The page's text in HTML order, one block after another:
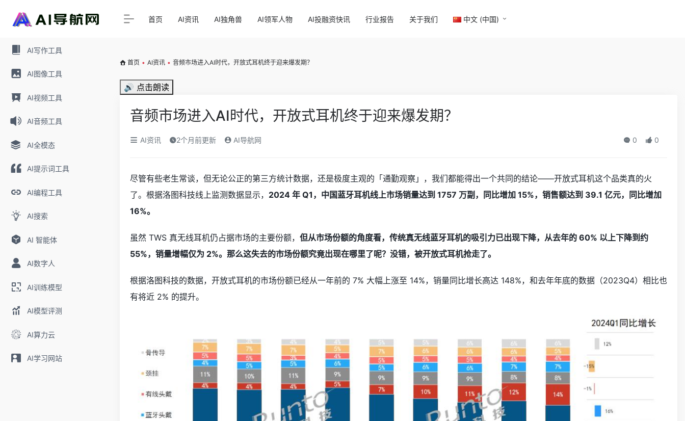
AI写作工具
AI图像工具
AI视频工具
AI音频工具
AI全模态
AI提示词工具
AI编程工具
AI搜索
AI 智能体
AI数字人
AI训练模型
AI模型评测
AI算力云
AI学习网站
首页 AI资讯 AI独角兽 AI领军人物 AI投融资快讯 行业报告 关于我们 中文 (中国)
首页 • AI资讯 • 音频市场进入AI时代，开放式耳机终于迎来爆发期？
🔊 点击朗读
音频市场进入AI时代，开放式耳机终于迎来爆发期？
AI资讯 2个月前更新 AI导航网 0 0
尽管有些老生常谈，但无论公正的第三方统计数据，还是极度主观的「通勤观察」，我们都能得出一个共同的结论——开放式耳机这个品类真的火
了。根据洛图科技线上监测数据显示， 2024 年 Q1，中国蓝牙耳机线上市场销量达到 1757 万副，同比增加 15%，销售额达到 39.1 亿元，同比增加
16%。
虽然 TWS 真无线耳机仍占据市场的主要份额， 但从市场份额的角度看，传统真无线蓝牙耳机的吸引力已出现下降，从去年的 60% 以上下降到约
55%，销量增幅仅为 2%。那么这失去的市场份额究竟出现在哪里了呢？没错，被开放式耳机抢走了。
根据洛图科技的数据，开放式耳机的市场份额已经从一年前的 7% 大幅上涨至 14%，销量同比增长高达 148%，和去年年底的数据（2023Q4）相比也
有将近 2% 的提升。